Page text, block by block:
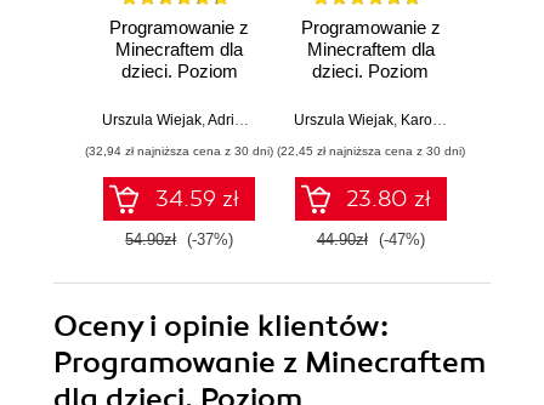
Programowanie z
Minecraftem dla
dzieci. Poziom
zaawansowany.
Urszula Wiejak Adrian Wojciechowski
(32,94 zł najniższa cena z 30 dni)
34.59 zł
54.90zł (-37%)
Programowanie z
Minecraftem dla
dzieci. Poziom
Wydanie II
Urszula Wiejak, Karolina Niemira
(22,45 zł najniższa cena z 30 dni)
23.80 zł
44.90zł (-47%)
Oceny i opinie klientów:
Programowanie z Minecraftem